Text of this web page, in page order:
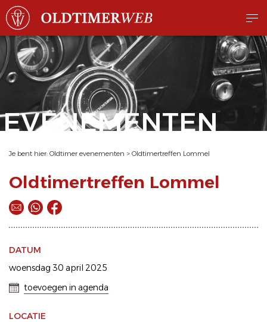
EVENEMENTEN
Je bent hier: Oldtimer evenementen > Oldtimertreffen Lommel
Oldtimertreffen Lommel
DATUM
woensdag 30 april 2025
toevoegen in agenda
LOCATIE